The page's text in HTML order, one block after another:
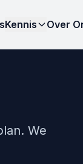
Kennis Over
We